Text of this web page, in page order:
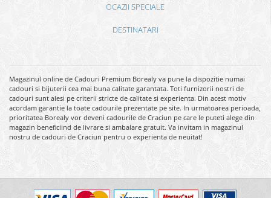
OCAZII SPECIALE
DESTINATARI
Magazinul online de Cadouri Premium Borealy va pune la dispozitie numai
cadouri si bijuterii cea mai buna calitate garantata. Toti furnizorii nostri de
cadouri sunt alesi pe criterii stricte de calitate si experienta. Din acest motiv
acordam garantie la toate cadourile prezentate pe site. In urmatoarea perioada,
prioritatea Borealy vor deveni cadourile de Craciun pe care le puteti alege din
magazin beneficiind de livrare si ambalare gratuit. Va invitam in magazinul
nostru de cadouri de Craciun pentru o experienta de neuitat!